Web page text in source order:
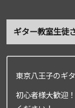
ギター教室生徒
東京八王子のギ
初心者様大歓迎